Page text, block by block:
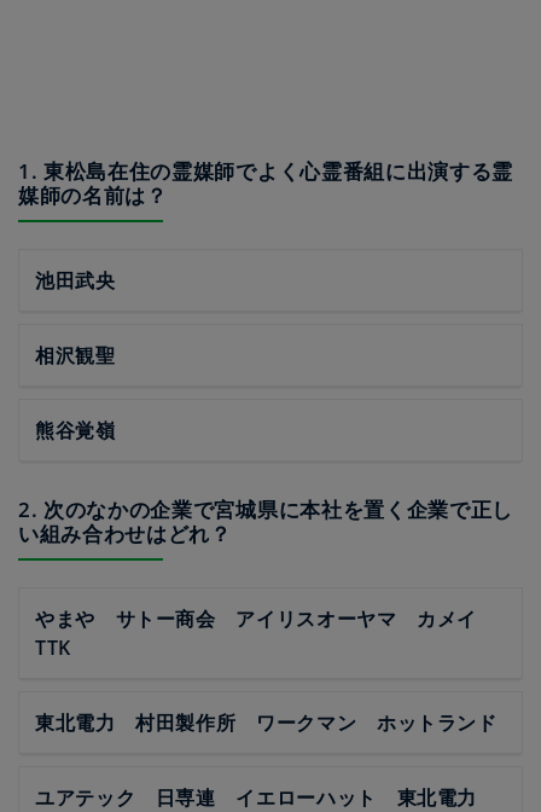
1. 東松島在住の霊媒師でよく心霊番組に出演する霊
媒師の名前は？
池田武央
相沢観聖
熊谷覚嶺
2. 次のなかの企業で宮城県に本社を置く企業で正し
い組み合わせはどれ？
やまや サトー商会 アイリスオーヤマ カメイ
TTK
東北電力 村田製作所 ワークマン ホットランド
ユアテック 日専連 イエローハット 東北電力